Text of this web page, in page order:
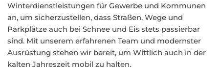
Winterdienstleistungen für Gewerbe und Kommunen
an, um sicherzustellen, dass Straßen, Wege und
Parkplätze auch bei Schnee und Eis stets passierbar
sind. Mit unserem erfahrenen Team und modernster
Ausrüstung stehen wir bereit, um Wittlich auch in der
kalten Jahreszeit mobil zu halten.